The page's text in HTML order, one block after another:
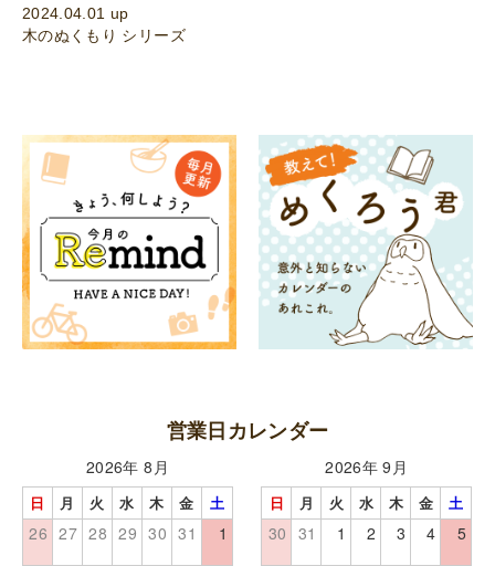
2024.04.01 up
木のぬくもり シリーズ
営業日カレンダー
2026年 8月
日 月 火 水 木 金 土
26 27 28 29 30 31 1
2026年 9月
日 月 火 水 木 金 土
30 31 1 2 3 4 5